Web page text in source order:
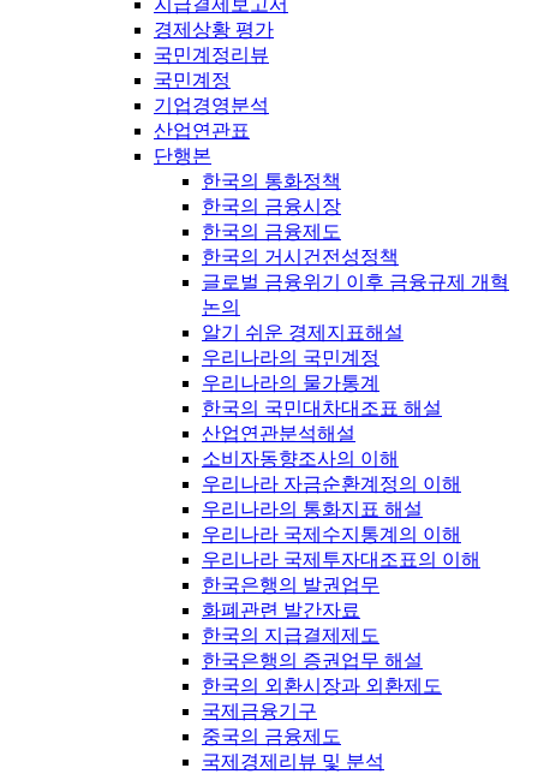
지급결제보고서
경제상황 평가
국민계정리뷰
국민계정
기업경영분석
산업연관표
단행본
한국의 통화정책
한국의 금융시장
한국의 금융제도
한국의 거시건전성정책
글로벌 금융위기 이후 금융규제 개혁
논의
알기 쉬운 경제지표해설
우리나라의 국민계정
우리나라의 물가통계
한국의 국민대차대조표 해설
산업연관분석해설
소비자동향조사의 이해
우리나라 자금순환계정의 이해
우리나라의 통화지표 해설
우리나라 국제수지통계의 이해
우리나라 국제투자대조표의 이해
한국은행의 발권업무
화폐관련 발간자료
한국의 지급결제제도
한국은행의 증권업무 해설
한국의 외환시장과 외환제도
국제금융기구
중국의 금융제도
국제경제리뷰 및 분석